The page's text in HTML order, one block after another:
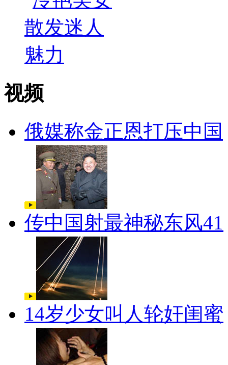
视频
俄媒称金正恩打压中国
传中国射最神秘东风41
14岁少女叫人轮奸闺蜜